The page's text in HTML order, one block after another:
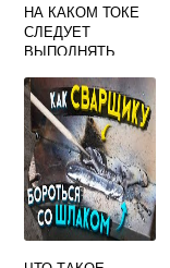
НА КАКОМ ТОКЕ
СЛЕДУЕТ
ВЫПОЛНЯТЬ
НУЮ СВАРКУ
ПЛАВЯЩИМСЯ
ЭЛЕКТРОДОМ